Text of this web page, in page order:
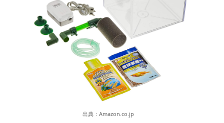
出典： Amazon.co.jp